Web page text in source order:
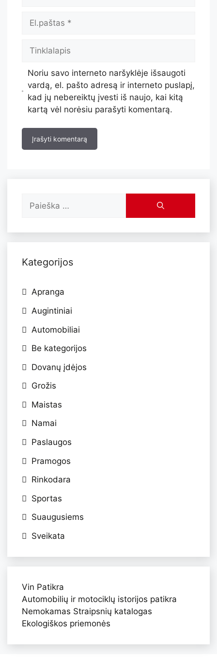
Noriu savo interneto naršyklėje išsaugoti
vardą, el. pašto adresą ir interneto puslapį,
kad jų nebereiktų įvesti iš naujo, kai kitą
kartą vėl norėsiu parašyti komentarą.
Kategorijos
Apranga
Augintiniai
Automobiliai
Be kategorijos
Dovanų įdėjos
Grožis
Maistas
Namai
Paslaugos
Pramogos
Rinkodara
Sportas
Suaugusiems
Sveikata
Vin Patikra
Automobilių ir motociklų istorijos patikra
Nemokamas Straipsnių katalogas
Ekologiškos priemonės